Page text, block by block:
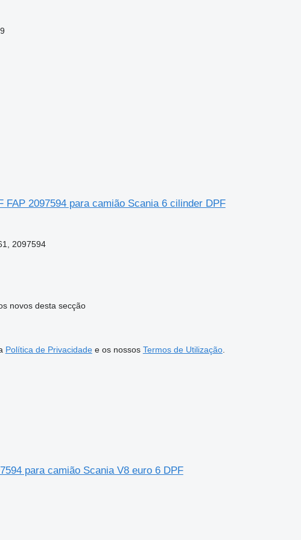
2097594 para camião Scania 6 cilinder DPF
2097594
novos desta secção
Política de Privacidadee os nossos Termos de Utilização.
para camião Scania V8 euro 6 DPF